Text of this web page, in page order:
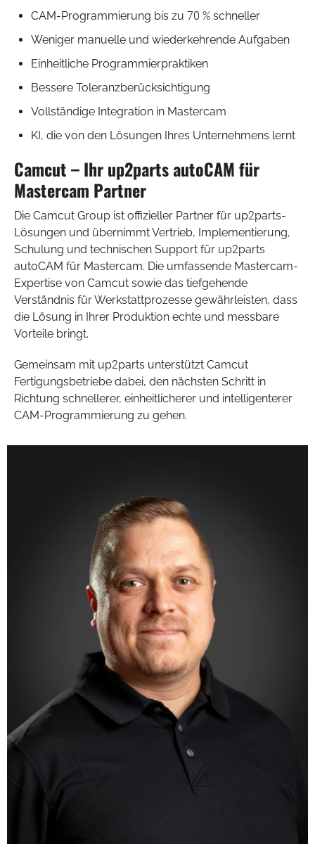
CAM-Programmierung bis zu 70 % schneller
Weniger manuelle und wiederkehrende Aufgaben
Einheitliche Programmierpraktiken
Bessere Toleranzberücksichtigung
Vollständige Integration in Mastercam
KI, die von den Lösungen Ihres Unternehmens lernt
Camcut – Ihr up2parts autoCAM für
Mastercam Partner
Die Camcut Group ist offizieller Partner für up2parts-
Lösungen und übernimmt Vertrieb, Implementierung,
Schulung und technischen Support für up2parts
autoCAM für Mastercam. Die umfassende Mastercam-
Expertise von Camcut sowie das tiefgehende
Verständnis für Werkstattprozesse gewährleisten, dass
die Lösung in Ihrer Produktion echte und messbare
Vorteile bringt.
Gemeinsam mit up2parts unterstützt Camcut
Fertigungsbetriebe dabei, den nächsten Schritt in
Richtung schnellerer, einheitlicherer und intelligenterer
CAM-Programmierung zu gehen.